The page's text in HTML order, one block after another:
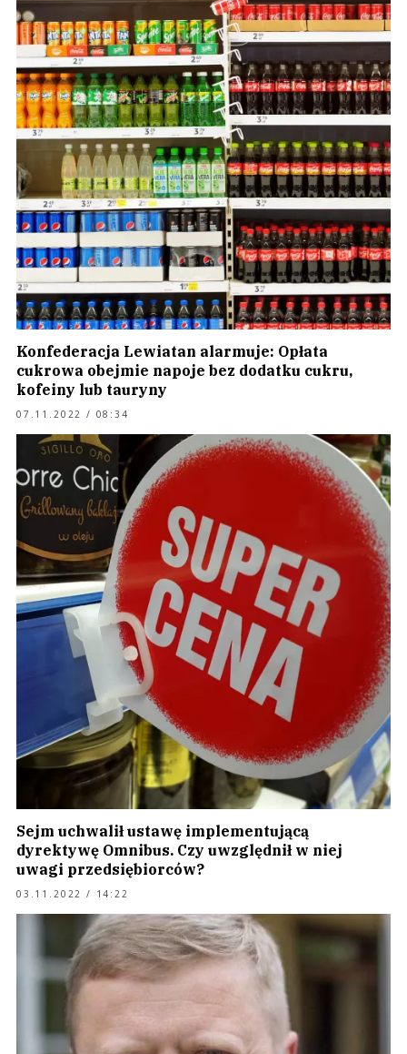
Konfederacja Lewiatan alarmuje: Opłata
cukrowa obejmie napoje bez dodatku cukru,
kofeiny lub tauryny
07.11.2022 / 08:34
Sejm uchwalił ustawę implementującą
dyrektywę Omnibus. Czy uwzględnił w niej
uwagi przedsiębiorców?
03.11.2022 / 14:22